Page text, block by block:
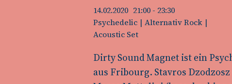
14.02.2020 21:00 - 23:30
Psychedelic
Alternativ Rock
Acoustic Set
Dirty Sound Magnet ist ein
aus Fribourg. Stavros